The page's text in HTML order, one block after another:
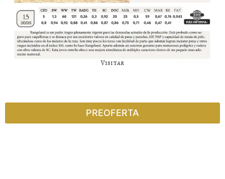
Visitar
PREOFERTA